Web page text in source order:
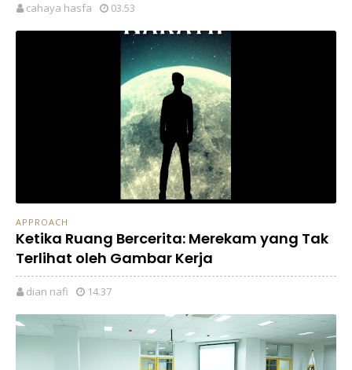
cahaya hasfa 03.53
APPROACH
Ketika Ruang Bercerita: Merekam yang Tak
Terlihat oleh Gambar Kerja
dian nafi 14.37